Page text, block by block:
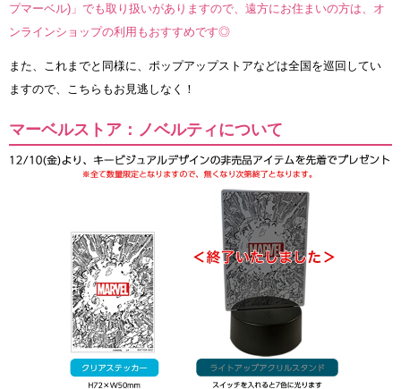
プマーベル)」でも取り扱いがありますので、遠方にお住まいの方は、オ
ンラインショップの利用もおすすめです◎
また、これまでと同様に、ポップアップストアなどは全国を巡回してい
ますので、こちらもお見逃しなく！
マーベルストア：ノベルティについて